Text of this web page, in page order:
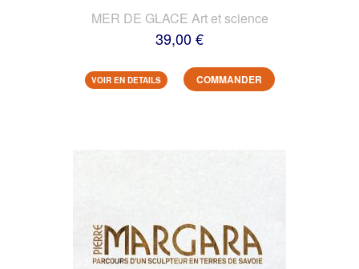
MER DE GLACE Art et science
39,00 €
VOIR EN DETAILS COMMANDER